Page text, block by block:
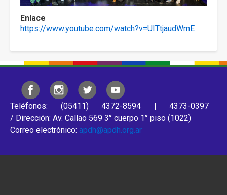
Enlace
https://www.youtube.com/watch?v=UITtjaudWmE
Teléfonos: (05411) 4372-8594 | 4373-0397
/ Dirección: Av. Callao 569 3° cuerpo 1° piso (1022)
Correo electrónico: apdh@apdh.org.ar